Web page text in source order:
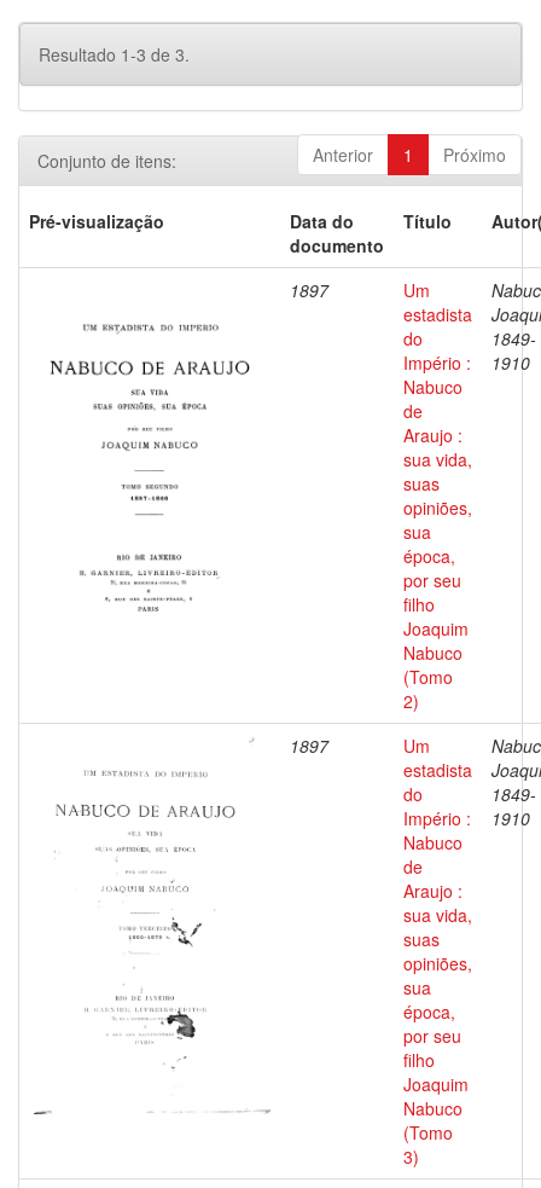
Resultado 1-3 de 3.
Anterior 1 Próximo
Conjunto de itens:
Pré-visualização
Data do
documento
Título
1897
Um
estadista
do
Império :
Nabuco
de
Araujo :
sua vida,
suas
opiniões,
sua
época,
por seu
filho
Joaquim
Nabuco
(Tomo
2)
1849-
1910
1897
Um
estadista
do
Império :
Nabuco
de
Araujo :
sua vida,
suas
opiniões,
sua
época,
por seu
filho
Joaquim
Nabuco
(Tomo
3)
1849-
1910